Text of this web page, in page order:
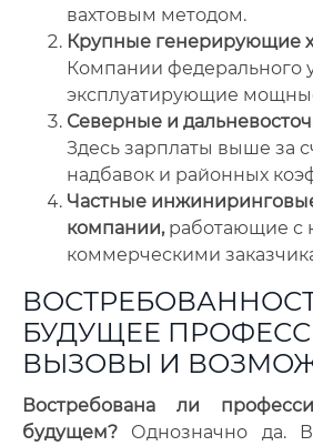
вахтовым методом.
Крупные генерирующие
Компании федерального
эксплуатирующие
Северные и
Здесь зарплаты выше за
надбавок и районных
Частные
компании,работающие с
коммерческими
БУДУЩЕЕ
ВЫЗОВЫ И
Востребована ли
будущем? Однозначно да.